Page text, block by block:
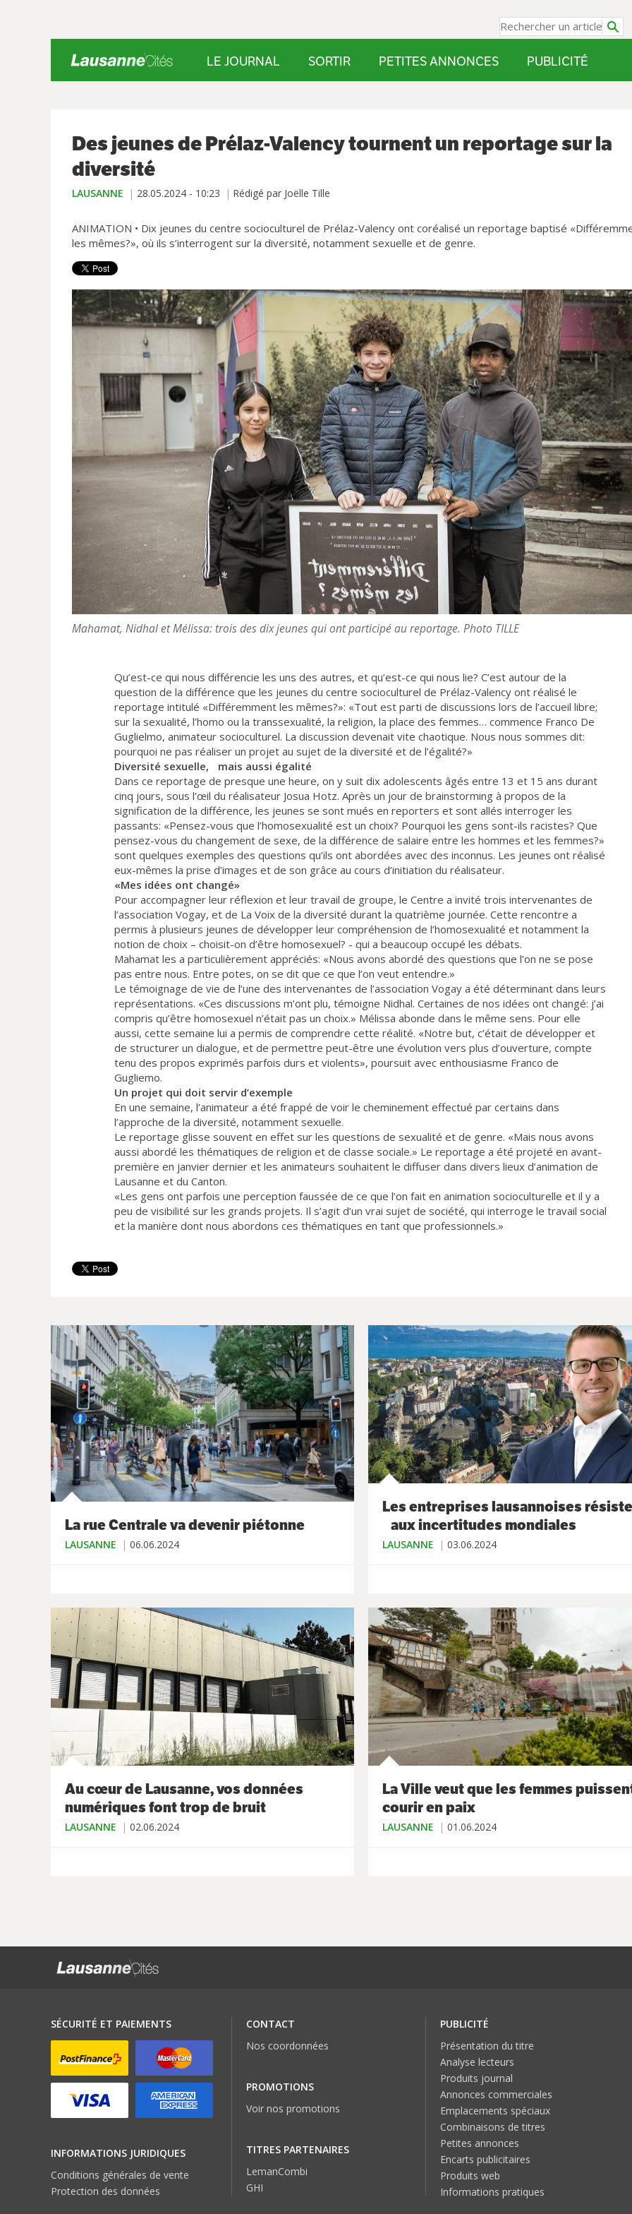
LE JOURNAL SORTIR PETITES ANNONCES PUBLICITÉ
Des jeunes de Prélaz-Valency tournent un reportage sur la
diversité
LAUSANNE 28.05.2024 - 10:23 Rédigé par Joëlle Tille
ANIMATION • Dix jeunes du centre socioculturel de Prélaz-Valency ont coréalisé un reportage baptisé
les mêmes?», où ils s’interrogent sur la diversité, notamment sexuelle et de genre.
Mahamat, Nidhal et Mélissa: trois des dix jeunes qui ont participé au reportage. Photo TILLE
Qu’est-ce qui nous différencie les uns des autres, et qu’est-ce qui nous lie? C’est autour de la
question de la différence que les jeunes du centre socioculturel de Prélaz-Valency ont réalisé le
reportage intitulé «Différemment les mêmes?»: «Tout est parti de discussions lors de l’accueil libre;
sur la sexualité, l’homo ou la transsexualité, la religion, la place des femmes… commence Franco De
Guglielmo, animateur socioculturel. La discussion devenait vite chaotique. Nous nous sommes dit:
pourquoi ne pas réaliser un projet au sujet de la diversité et de l’égalité?»
Diversité sexuelle, mais aussi égalité
Dans ce reportage de presque une heure, on y suit dix adolescents âgés entre 13 et 15 ans durant
cinq jours, sous l’œil du réalisateur Josua Hotz. Après un jour de brainstorming à propos de la
signification de la différence, les jeunes se sont mués en reporters et sont allés interroger les
passants: «Pensez-vous que l’homosexualité est un choix? Pourquoi les gens sont-ils racistes? Que
pensez-vous du changement de sexe, de la différence de salaire entre les hommes et les femmes?»
sont quelques exemples des questions qu’ils ont abordées avec des inconnus. Les jeunes ont réalisé
eux-mêmes la prise d’images et de son grâce au cours d’initiation du réalisateur.
«Mes idées ont changé»
Pour accompagner leur réflexion et leur travail de groupe, le Centre a invité trois intervenantes de
l’association Vogay, et de La Voix de la diversité durant la quatrième journée. Cette rencontre a
permis à plusieurs jeunes de développer leur compréhension de l’homosexualité et notamment la
notion de choix – choisit-on d’être homosexuel? - qui a beaucoup occupé les débats.
Mahamat les a particulièrement appréciés: «Nous avons abordé des questions que l’on ne se pose
pas entre nous. Entre potes, on se dit que ce que l’on veut entendre.»
Le témoignage de vie de l’une des intervenantes de l’association Vogay a été déterminant dans leurs
représentations. «Ces discussions m’ont plu, témoigne Nidhal. Certaines de nos idées ont changé: j’ai
compris qu’être homosexuel n’était pas un choix.» Mélissa abonde dans le même sens. Pour elle
aussi, cette semaine lui a permis de comprendre cette réalité. «Notre but, c’était de développer et
de structurer un dialogue, et de permettre peut-être une évolution vers plus d’ouverture, compte
tenu des propos exprimés parfois durs et violents», poursuit avec enthousiasme Franco de
Gugliemo.
Un projet qui doit servir d’exemple
En une semaine, l’animateur a été frappé de voir le cheminement effectué par certains dans
l’approche de la diversité, notamment sexuelle.
Le reportage glisse souvent en effet sur les questions de sexualité et de genre. «Mais nous avons
aussi abordé les thématiques de religion et de classe sociale.» Le reportage a été projeté en avant-
première en janvier dernier et les animateurs souhaitent le diffuser dans divers lieux d’animation de
Lausanne et du Canton.
«Les gens ont parfois une perception faussée de ce que l’on fait en animation socioculturelle et il y a
peu de visibilité sur les grands projets. Il s’agit d’un vrai sujet de société, qui interroge le travail social
et la manière dont nous abordons ces thématiques en tant que professionnels.»
La rue Centrale va devenir piétonne
LAUSANNE 06.06.2024
Les entreprises lausannoises
aux incertitudes mondiales
LAUSANNE 03.06.2024
Au cœur de Lausanne, vos données
numériques font trop de bruit
LAUSANNE 02.06.2024
La Ville veut que les femmes
courir en paix
LAUSANNE 01.06.2024
SÉCURITÉ ET PAIEMENTS
INFORMATIONS JURIDIQUES
Conditions générales de vente
Protection des données
CONTACT
Nos coordonnées
PROMOTIONS
Voir nos promotions
TITRES PARTENAIRES
LemanCombi
GHI
PUBLICITÉ
Présentation du titre
Analyse lecteurs
Produits journal
Annonces commerciales
Emplacements spéciaux
Combinaisons de titres
Petites annonces
Encarts publicitaires
Produits web
Informations pratiques